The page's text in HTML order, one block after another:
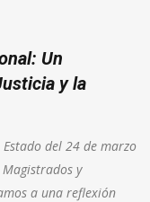
Un
y la
del 24 de marzo
y
a una reflexión